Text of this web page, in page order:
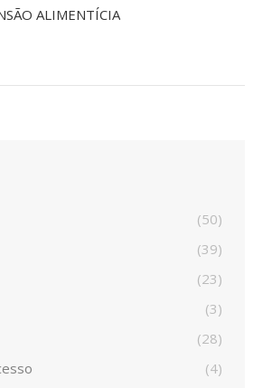
ALIMENTÍCIA
(50)
(39)
(23)
(3)
(28)
(4)